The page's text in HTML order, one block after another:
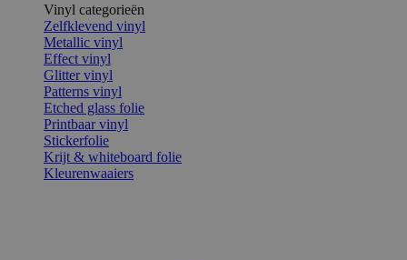
Vinyl categorieën
Zelfklevend vinyl
Metallic vinyl
Effect vinyl
Glitter vinyl
Patterns vinyl
Etched glass folie
Printbaar vinyl
Stickerfolie
Krijt & whiteboard folie
Kleurenwaaiers